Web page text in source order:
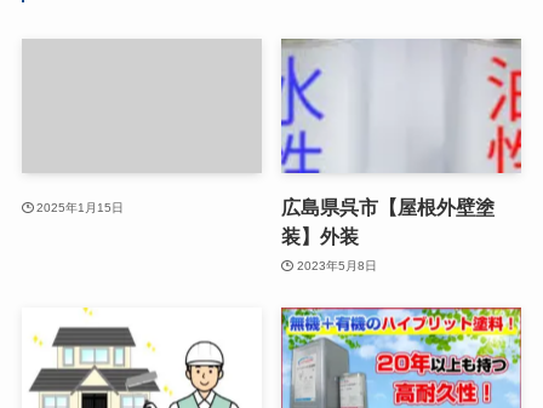
2025年1月15日
広島県呉市【屋根外壁塗
装】外装
2023年5月8日